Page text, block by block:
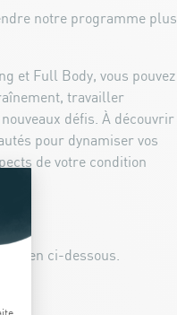
notre programme plus
et Full Body, vous pouvez
travailler
défis. À découvrir
pour dynamiser vos
de votre condition
le lien ci-dessous.